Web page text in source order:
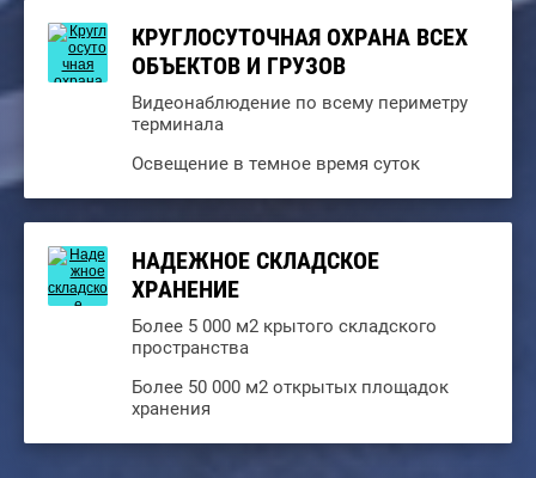
КРУГЛОСУТОЧНАЯ ОХРАНА ВСЕХ
ОБЪЕКТОВ И ГРУЗОВ
Видеонаблюдение по всему периметру
терминала
Освещение в темное время суток
НАДЕЖНОЕ СКЛАДСКОЕ
ХРАНЕНИЕ
Более 5 000 м2 крытого складского
пространства
Более 50 000 м2 открытых площадок
хранения